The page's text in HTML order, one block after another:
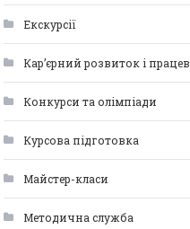
Екскурсії
Кар’єрний розвиток і
Конкурси та олімпіади
Курсова підготовка
Майстер-класи
Методична служба